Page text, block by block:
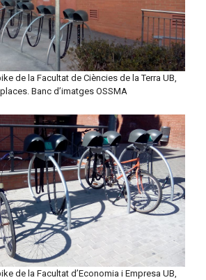
de la Facultat de Ciències de la Terra UB,
Banc d’imatges OSSMA
de la Facultat d’Economia i Empresa UB,